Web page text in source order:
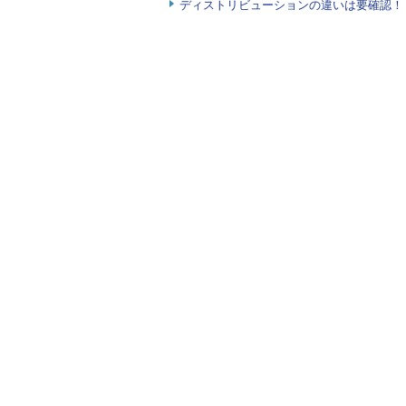
ディストリビューションの違いは要確認